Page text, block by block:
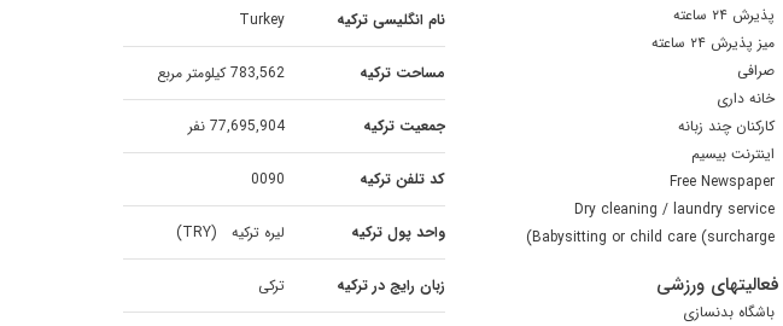
پذیرش ۲۴ ساعته
میز پذیرش ۲۴ ساعته
صرافی
خانه داری
کارکنان چند زبانه
اینترنت بیسیم
Free Newspaper
Dry cleaning / laundry service
Babysitting or child care (surcharge)
فعالیتهای ورزشی
باشگاه بدنسازی
نام انگلیسی ترکیه Turkey
مساحت ترکیه 783,562 کیلومتر مربع
جمعیت ترکیه 77,695,904 نفر
کد تلفن ترکیه 0090
واحد پول ترکیه لیره ترکیه (TRY)
زبان رایج در ترکیه ترکی